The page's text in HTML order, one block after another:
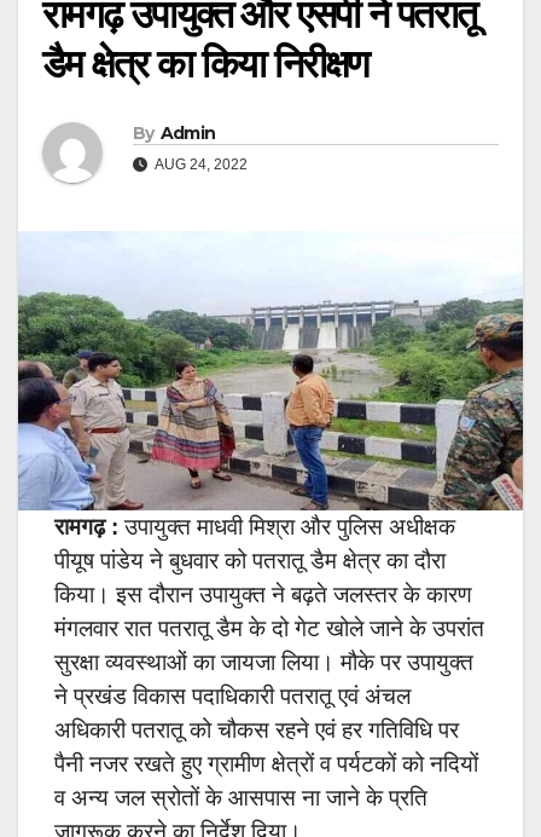
रामगढ़ उपायुक्त और एसपी ने पतरातू
डैम क्षेत्र का किया निरीक्षण
By Admin
AUG 24, 2022
रामगढ़ :उपायुक्त माधवी मिश्रा और पुलिस अधीक्षक
पीयूष पांडेय ने बुधवार को पतरातू डैम क्षेत्र का दौरा
किया। इस दौरान उपायुक्त ने बढ़ते जलस्तर के कारण
मंगलवार रात पतरातू डैम के दो गेट खोले जाने के उपरांत
सुरक्षा व्यवस्थाओं का जायजा लिया। मौके पर उपायुक्त
ने प्रखंड विकास पदाधिकारी पतरातू एवं अंचल
अधिकारी पतरातू को चौकस रहने एवं हर गतिविधि पर
पैनी नजर रखते हुए ग्रामीण क्षेत्रों व पर्यटकों को नदियों
व अन्य जल स्रोतों के आसपास ना जाने के प्रति
जागरूक करने का निर्देश दिया।